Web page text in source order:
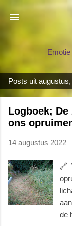
P
o
Posts uit
Logboek;
ons
14 augustus 2022
🔗
de